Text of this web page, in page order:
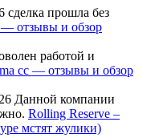
сделка прошла без
— отзывы и обзор
работой и
cc — отзывы и обзор
Данной компании
Rolling Reserve –
мстят жулики)